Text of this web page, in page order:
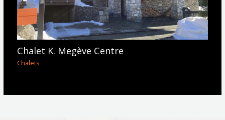
Chalet K. Megève Centre
Chalets